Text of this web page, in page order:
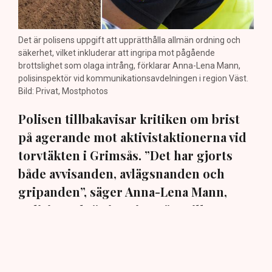
Det är polisens uppgift att upprätthålla allmän ordning och
säkerhet, vilket inkluderar att ingripa mot pågående
brottslighet som olaga intrång, förklarar Anna-Lena Mann,
polisinspektör vid kommunikationsavdelningen i region Väst.
Bild: Privat, Mostphotos
Polisen tillbakavisar kritiken om brist
på agerande mot aktivistaktionerna vid
torvtäkten i Grimsås. ”Det har gjorts
både avvisanden, avlägsnanden och
gripanden”, säger Anna-Lena Mann,
polisinspektör i region Väst, till TN.